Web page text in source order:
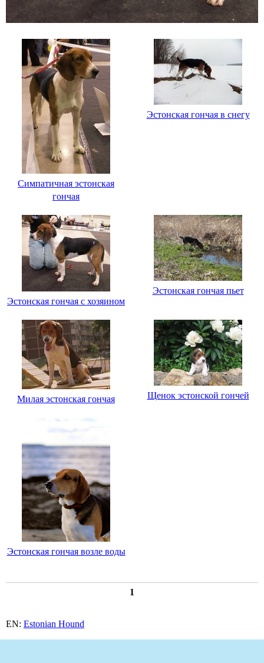
Симпатичная эстонская
гончая
Эстонская гончая в снегу
Эстонская гончая с хозяином
Эстонская гончая пьет
Милая эстонская гончая Щенок эстонской гончей
Эстонская гончая возле воды
1
EN: Estonian Hound